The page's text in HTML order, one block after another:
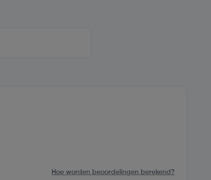
Hoe worden beoordelingen berekend?